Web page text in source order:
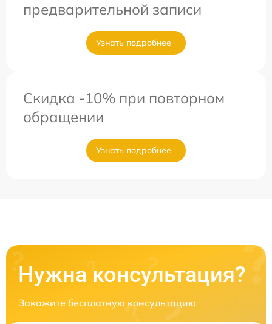
предварительной записи
Узнать подробнее
Скидка -10% при повторном
обращении
Узнать подробнее
Нужна консультация?
Закажите бесплатную консультацию